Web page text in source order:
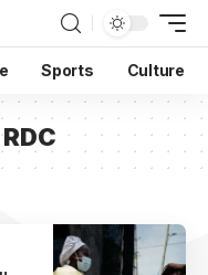
Sports Culture